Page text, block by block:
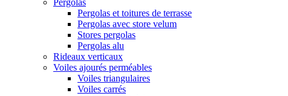
Pergolas
Pergolas et toitures de terrasse
Pergolas avec store velum
Stores pergolas
Pergolas alu
Rideaux verticaux
Voiles ajourés perméables
Voiles triangulaires
Voiles carrés